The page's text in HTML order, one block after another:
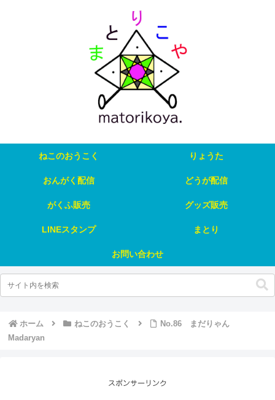
ねこのおうこく りょうた
おんがく配信 どうが配信
がくふ販売 グッズ販売
LINEスタンプ まとり
お問い合わせ
ホーム ねこのおうこく
No.86 まだりゃん
Madaryan
スポンサーリンク